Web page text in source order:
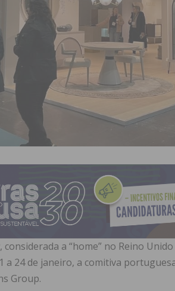
considerada a “home” no Reino
a 24 de janeiro, a comitiva
Group.